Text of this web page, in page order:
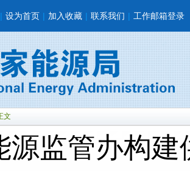
| 设为首页 | 加入收藏 | 联系我们 | 工作邮箱登录
文
源监管办构